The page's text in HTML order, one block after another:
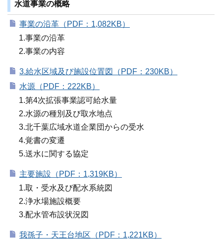
水道事業の概略
事業の沿革（PDF：1,082KB）
1.事業の沿革
2.事業の内容
3.給水区域及び施設位置図（PDF：230KB）
水源（PDF：222KB）
1.第4次拡張事業認可給水量
2.水源の種別及び取水地点
3.北千葉広域水道企業団からの受水
4.覚書の変遷
5.送水に関する協定
主要施設（PDF：1,319KB）
1.取・受水及び配水系統図
2.浄水場施設概要
3.配水管布設状況図
我孫子・天王台地区（PDF：1,221KB）